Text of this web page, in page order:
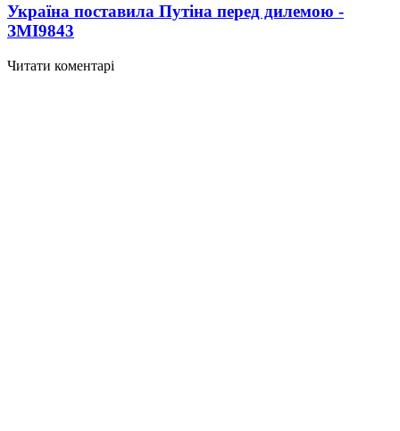
Україна поставила Путіна перед дилемою -
ЗМІ9843
Читати коментарі